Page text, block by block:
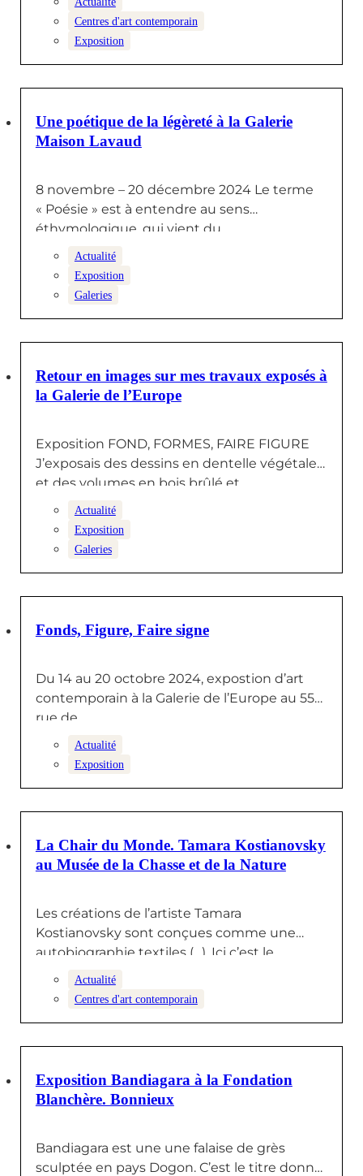
Centres d'art contemporain
Exposition
11 NOVEMBRE 2024
Une poétique de la légèreté à la Galerie
Maison Lavaud
8 novembre – 20 décembre 2024 Le terme
« Poésie » est à entendre au sens
éthymologique, qui vient du…
Actualité
Exposition
Galeries
28 OCTOBRE 2024
Retour en images sur mes travaux exposés à
la Galerie de l’Europe
Exposition FOND, FORMES, FAIRE FIGURE
J’exposais des dessins en dentelle végétale
et des volumes en bois brûlé et…
Actualité
Exposition
Galeries
7 OCTOBRE 2024
Fonds, Figure, Faire signe
Du 14 au 20 octobre 2024, expostion d’art
contemporain à la Galerie de l’Europe au 55
rue de…
Actualité
Exposition
1 OCTOBRE 2024
La Chair du Monde. Tamara Kostianovsky
au Musée de la Chasse et de la Nature
Les créations de l’artiste Tamara
Kostianovsky sont conçues comme une
autobiographie textiles (…). Ici c’est le
Actualité
Centres d'art contemporain
30 SEPTEMBRE 2024
Exposition Bandiagara à la Fondation
Blanchère. Bonnieux
Bandiagara est une une falaise de grès
sculptée en pays Dogon. C’est le titre donné